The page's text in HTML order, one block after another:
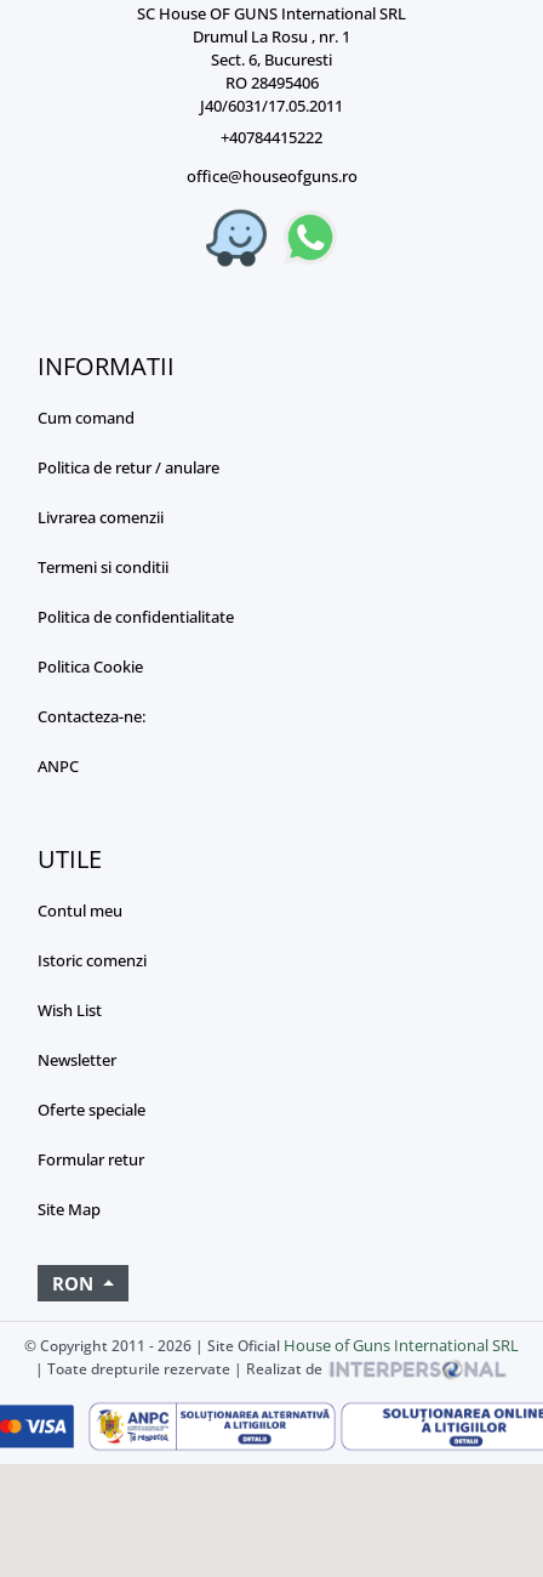
SC House OF GUNS International SRL
Drumul La Rosu , nr. 1
Sect. 6, Bucuresti
RO 28495406
J40/6031/17.05.2011
+40784415222
office@houseofguns.ro
INFORMATII
Cum comand
Politica de retur / anulare
Livrarea comenzii
Termeni si conditii
Politica de confidentialitate
Politica Cookie
Contacteza-ne:
ANPC
UTILE
Contul meu
Istoric comenzi
Wish List
Newsletter
Oferte speciale
Formular retur
Site Map
RON
© Copyright 2011 - 2026 | Site Oficial House of Guns International SRL
| Toate drepturile rezervate | Realizat de